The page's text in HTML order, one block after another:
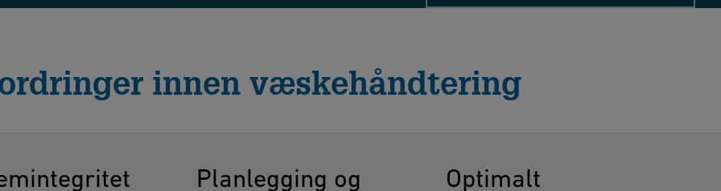
innen væskehåndtering
Planlegging og
Optimalt